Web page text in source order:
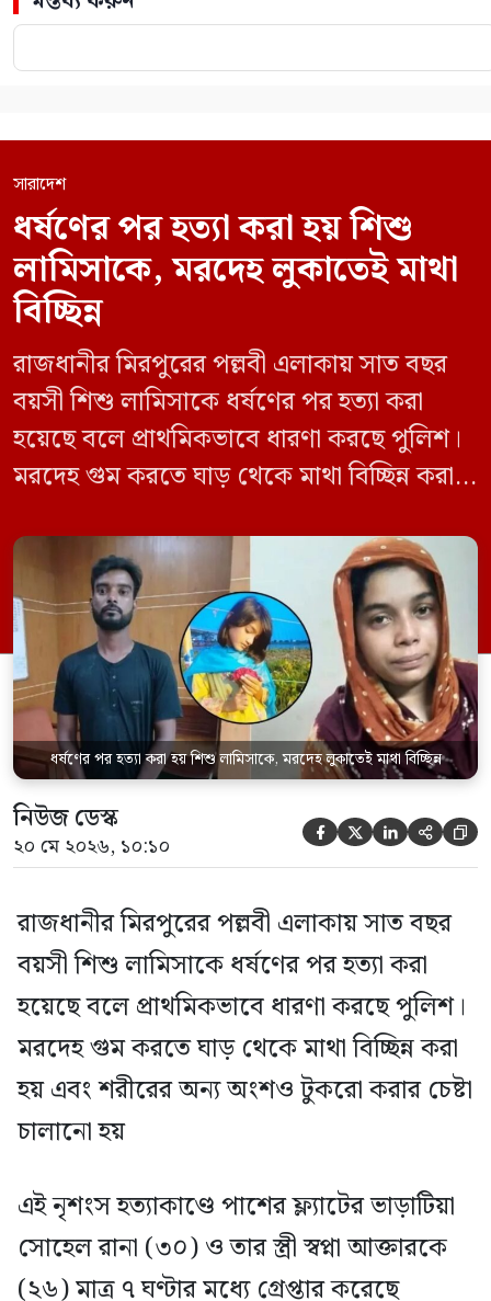
সারাদেশ
ধর্ষণের পর হত্যা করা হয় শিশু
লামিসাকে, মরদেহ লুকাতেই মাথা
বিচ্ছিন্ন
রাজধানীর মিরপুরের পল্লবী এলাকায় সাত বছর
বয়সী শিশু লামিসাকে ধর্ষণের পর হত্যা করা
হয়েছে বলে প্রাথমিকভাবে ধারণা করছে পুলিশ।
মরদেহ গুম করতে ঘাড় থেকে মাথা বিচ্ছিন্ন করা
চালানো হয় এই নৃশংস হত্যাকাণ্ডে পাশের ফ্ল্যাটের
ভাড়াটিয়া সোহেল রানা (৩০) ও তার স্ত্রী স্বপ্না
আক্তারকে (২৬) মাত্র ৭ ঘণ্টার […]
ধর্ষণের পর হত্যা করা হয় শিশু লামিসাকে, মরদেহ লুকাতেই মাথা বিচ্ছিন্ন
নিউজ ডেস্ক
২০ মে ২০২৬, ১০:১০     
রাজধানীর মিরপুরের পল্লবী এলাকায় সাত বছর
বয়সী শিশু লামিসাকে ধর্ষণের পর হত্যা করা
হয়েছে বলে প্রাথমিকভাবে ধারণা করছে পুলিশ।
মরদেহ গুম করতে ঘাড় থেকে মাথা বিচ্ছিন্ন করা
হয় এবং শরীরের অন্য অংশও টুকরো করার চেষ্টা
চালানো হয়
এই নৃশংস হত্যাকাণ্ডে পাশের ফ্ল্যাটের ভাড়াটিয়া
সোহেল রানা (৩০) ও তার স্ত্রী স্বপ্না আক্তারকে
(২৬) মাত্র ৭ ঘণ্টার মধ্যে গ্রেপ্তার করেছে